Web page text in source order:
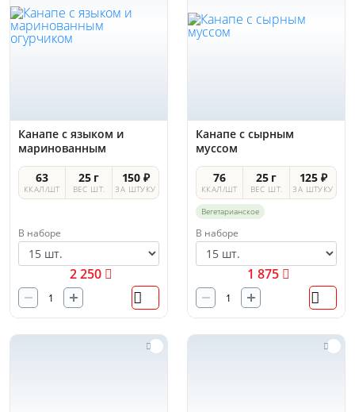
Канапе с языком и
маринованным
огурчиком
63
ККАЛ/ШТ
25 г
ВЕС ШТ.
150 ₽
ЗА ШТУКУ
В наборе
2 250
Канапе с сырным
муссом
76
ККАЛ/ШТ
25 г
ВЕС ШТ.
125 ₽
ЗА ШТУКУ
Вегетарианское
В наборе
1 875